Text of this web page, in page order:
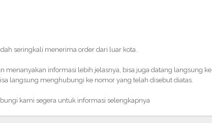
seringkali menerima order dari luar kota.
menanyakan informasi lebih jelasnya, bisa juga datang langsung ke
langsung menghubungi ke nomor yang telah disebut diatas.
kami segera untuk informasi selengkapnya